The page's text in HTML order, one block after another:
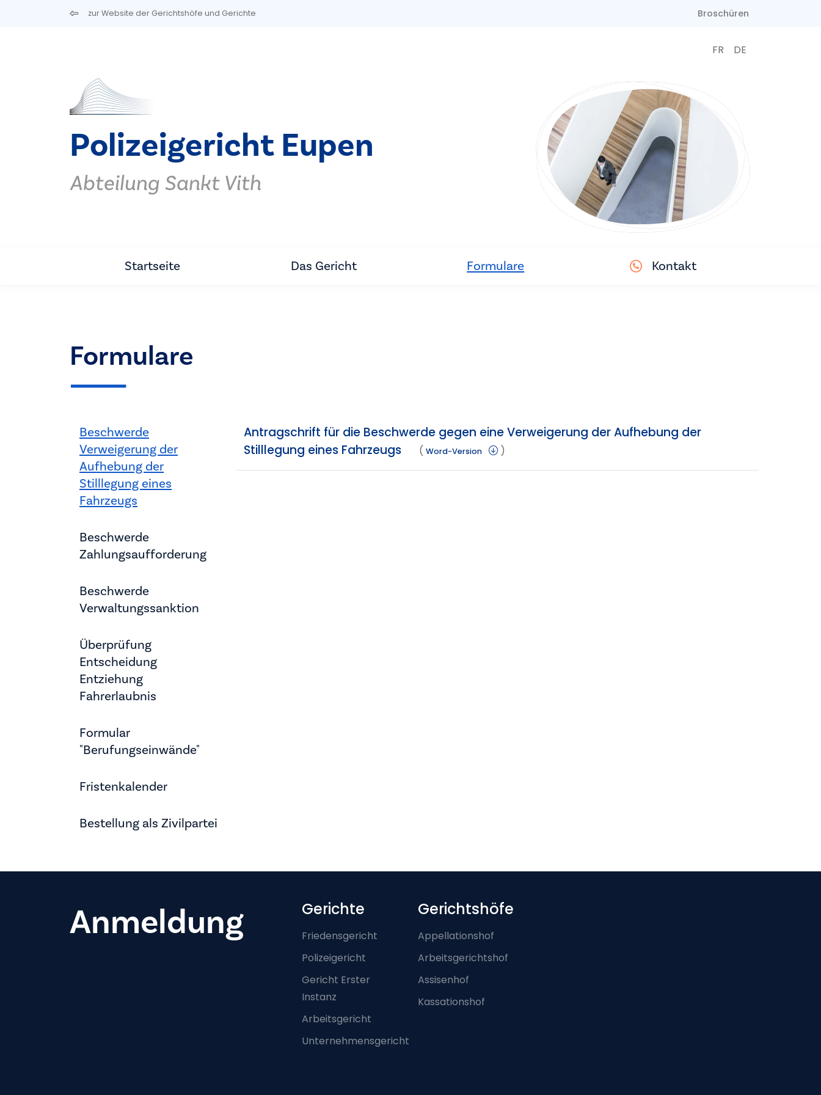
Direkt zum Inhalt zur Website der Gerichtshöfe und Gerichte Broschüren
FR DE
Polizeigericht Eupen
Abteilung Sankt Vith
Startseite Das Gericht Formulare Kontakt
Formulare
Beschwerde
Verweigerung der
Aufhebung der
Stilllegung eines
Fahrzeugs
Beschwerde
Zahlungsaufforderung
Beschwerde
Verwaltungssanktion
Überprüfung
Entscheidung
Entziehung
Fahrerlaubnis
Formular
"Berufungseinwände"
Fristenkalender
Bestellung als Zivilpartei
Antragschrift für die Beschwerde gegen eine Verweigerung der Aufhebung der
Stilllegung eines Fahrzeugs
( Word-Version )
Anmeldung Footer-menu
Gerichte
Friedensgericht
Polizeigericht
Gericht Erster
Instanz
Arbeitsgericht
Unternehmensgericht
Gerichtshöfe
Appellationshof
Arbeitsgerichtshof
Assisenhof
Kassationshof